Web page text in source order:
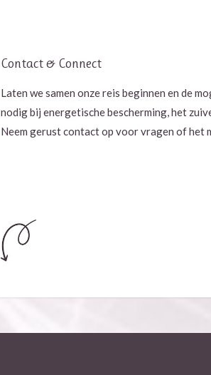
Contact & Connect
Laten we samen onze reis beginnen en de
nodig bij energetische bescherming, het
Neem gerust contact op voor vragen of het